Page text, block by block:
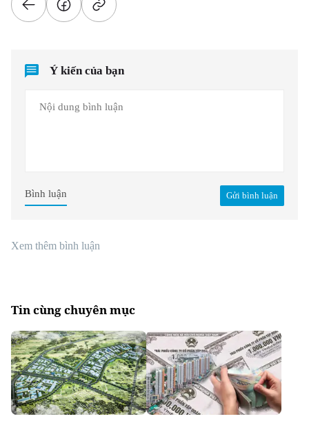
Ý kiến của bạn
Gửi bình luận
Bình luận
Xem thêm bình luận
Tin cùng chuyên mục